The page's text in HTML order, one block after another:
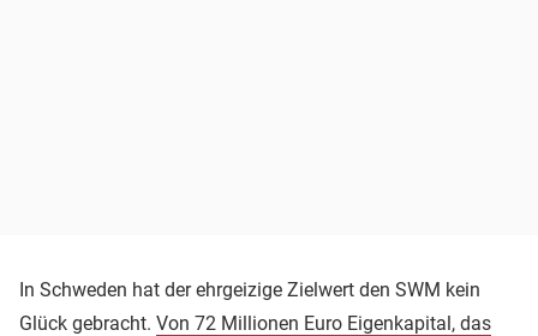
In Schweden hat der ehrgeizige Zielwert den SWM kein
Glück gebracht. Von 72 Millionen Euro Eigenkapital, das